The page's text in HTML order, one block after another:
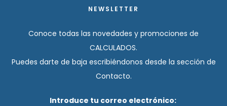
NEWSLETTER
Conoce todas las novedades y promociones de
CALCULADOS.
Puedes darte de baja escribiéndonos desde la sección de
Contacto.
Introduce tu correo electrónico: